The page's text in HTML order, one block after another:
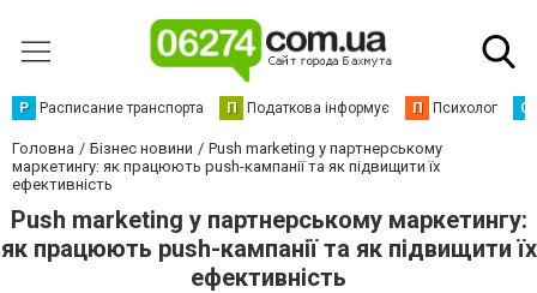
Р Расписание транспорта П Податкова інформує П Психолог С
Головна Бізнес новини
Push marketing у партнерському
маркетингу: як працюють push-кампанії та як підвищити їх
ефективність
Push marketing у партнерському маркетингу:
як працюють push-кампанії та як підвищити їх
ефективність